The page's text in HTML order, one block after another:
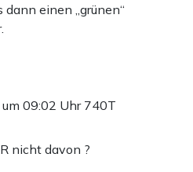
einen „grünen“
09:02 Uhr 740T
nicht davon ?